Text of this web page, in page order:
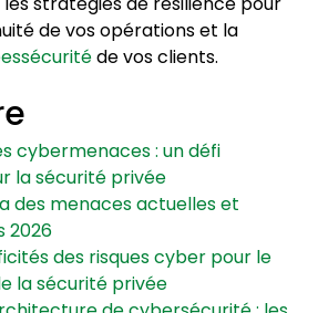
de vos opérations et la
de vos clients.
cybermenaces : un défi
la sécurité privée
des menaces actuelles et
2026
des risques cyber pour le
la sécurité privée